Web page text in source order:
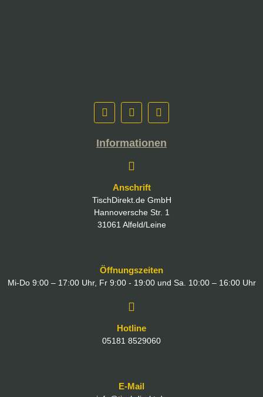
Informationen
Anschrift
TischDirekt.de GmbH
Hannoversche Str. 1
31061 Alfeld/Leine
Öffnungszeiten
Mi-Do 9:00 – 17:00 Uhr, Fr 9:00 - 19:00 und Sa. 10:00 – 16:00 Uhr
Hotline
05181 8529060
E-Mail